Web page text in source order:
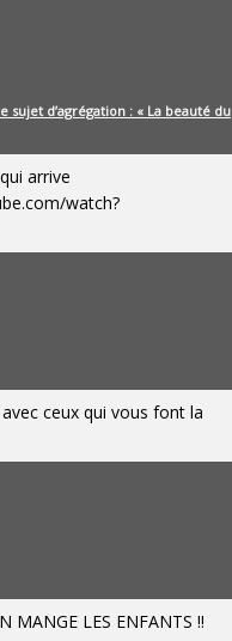
sujet d’agrégation : « La beauté du
arrive
watch?
avec ceux qui vous font la
MANGE LES ENFANTS !!